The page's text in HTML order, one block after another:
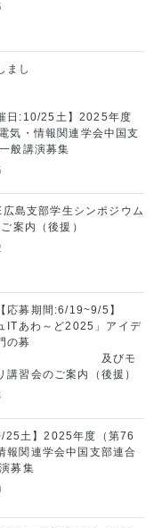
まし
】
25土】2025年度
気・情報関連学会中国支
般講演募集
島支部学生シンポジウム
案内（後援）
募期間:6/19~9/5】
ITあわ～ど2025」アイデ
の募
びモ
講習会のご案内（後援）
25土】2025年度（第76
報関連学会中国支部連合
募集